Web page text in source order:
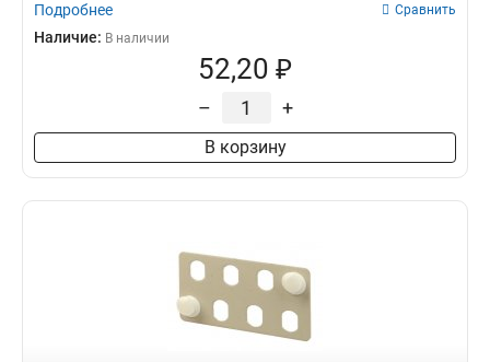
Подробнее Сравнить
Наличие: В наличии
52,20 ₽
– +
В корзину